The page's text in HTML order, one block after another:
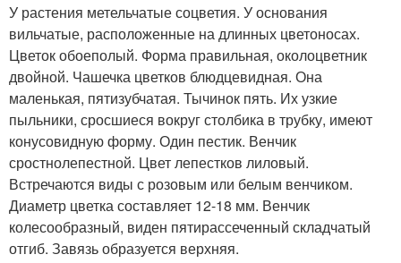
У растения метельчатые соцветия. У основания
вильчатые, расположенные на длинных цветоносах.
Цветок обоеполый. Форма правильная, околоцветник
двойной. Чашечка цветков блюдцевидная. Она
маленькая, пятизубчатая. Тычинок пять. Их узкие
пыльники, сросшиеся вокруг столбика в трубку, имеют
конусовидную форму. Один пестик. Венчик
сростнолепестной. Цвет лепестков лиловый.
Встречаются виды с розовым или белым венчиком.
Диаметр цветка составляет 12-18 мм. Венчик
колесообразный, виден пятирассеченный складчатый
отгиб. Завязь образуется верхняя.